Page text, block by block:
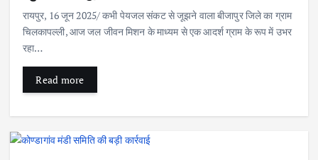
रायपुर, 16 जून 2025/ कभी पेयजल संकट से जूझने वाला बीजापुर जिले का ग्राम
चिलकापल्ली, आज जल जीवन मिशन के माध्यम से एक आदर्श ग्राम के रूप में उभर
रहा…
Read more